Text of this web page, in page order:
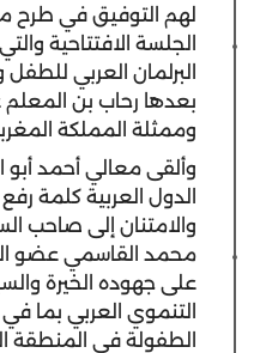
لهم التوفيق في طرح
الجلسة الافتتاحية
البرلمان العربي
بعدها رحاب بن المعلم
وممثلة المملكة
وألقى معالي أحمد أبو
الدول العربية كلمة
والامتنان إلى صاحب
محمد القاسمي عضو
على جهوده الخيرة
التنموي العربي بما
الطفولة في المنطقة